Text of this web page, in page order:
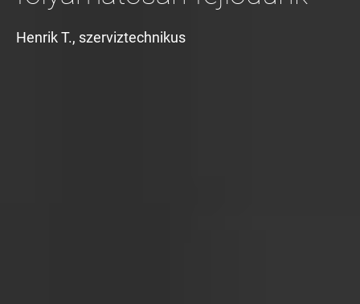
Henrik T., szerviztechnikus